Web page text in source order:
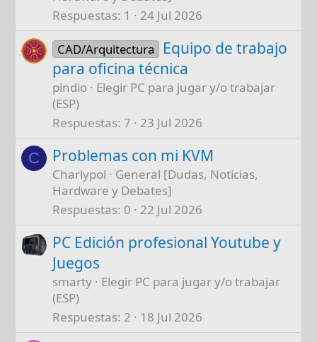
Respuestas 1 24 Jul 2026
CAD/Arquitectura
Equipo de trabajo
para oficina técnica
pindio
Elegir PC para jugar y/o trabajar
(ESP)
Respuestas 7 23 Jul 2026
C Problemas con mi KVM
Charlypol
General [Dudas, Noticias,
Hardware y Debates]
Respuestas 0 22 Jul 2026
PC Edición profesional Youtube y
Juegos
smarty
Elegir PC para jugar y/o trabajar
(ESP)
Respuestas 2 18 Jul 2026